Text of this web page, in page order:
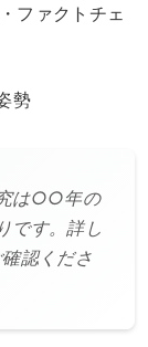
ファクトチェ
勢
は○○年の
です。詳し
認くださ